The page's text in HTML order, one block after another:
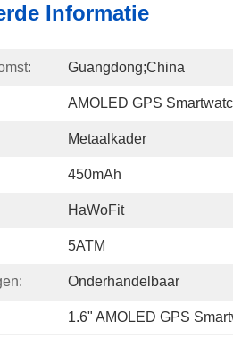
Informatie
Guangdong;China
AMOLED GPS
Metaalkader
450mAh
HaWoFit
5ATM
Onderhandelbaar
1.6" AMOLED GPS